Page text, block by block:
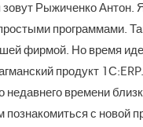
Рыжиченко
программами.
фирмой. Но время
продукт
недавнего времени
с новой